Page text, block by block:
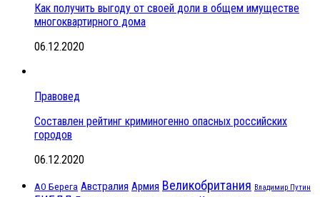
Как получить выгоду от своей доли в общем имуществе
многоквартирного дома
06.12.2020
Правовед
Составлен рейтинг криминогенно опасных российских
городов
06.12.2020
АО Берега Австралия Армия Великобритания Владимир Путин